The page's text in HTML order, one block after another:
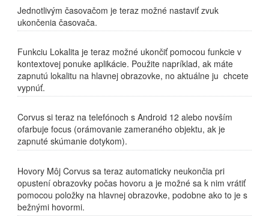
Jednotlivým časovačom je teraz možné nastaviť zvuk
ukončenia časovača.
Funkciu Lokalita je teraz možné ukončiť pomocou funkcie v
kontextovej ponuke aplikácie. Použite napríklad, ak máte
zapnutú lokalitu na hlavnej obrazovke, no aktuálne ju chcete
vypnúť.
Corvus si teraz na telefónoch s Android 12 alebo novším
ofarbuje focus (orámovanie zameraného objektu, ak je
zapnuté skúmanie dotykom).
Hovory Môj Corvus sa teraz automaticky neukončia pri
opustení obrazovky počas hovoru a je možné sa k nim vrátiť
pomocou položky na hlavnej obrazovke, podobne ako to je s
bežnými hovormi.